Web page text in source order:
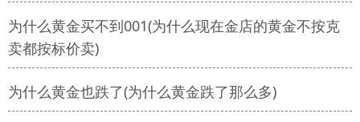
为什么黄金买不到001(为什么现在金店的黄金不按克
卖都按标价卖)
为什么黄金也跌了(为什么黄金跌了那么多)